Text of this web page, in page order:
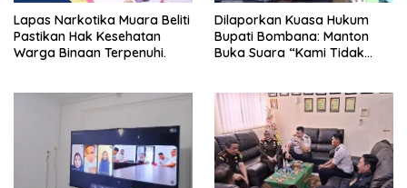
Lapas Narkotika Muara Beliti
Pastikan Hak Kesehatan
Warga Binaan Terpenuhi.
Dilaporkan Kuasa Hukum
Bupati Bombana: Manton
Buka Suara “Kami Tidak